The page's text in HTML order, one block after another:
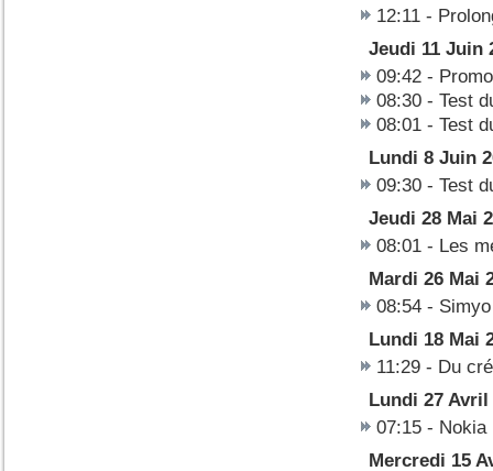
12:11 -
Jeudi 11 Juin
09:42 -
08:30 - Test
08:01 - Test
Lundi 8 Juin
09:30 - Test
Jeudi 28 Mai
08:01 - Les
Mardi 26 Mai
08:54 -
Lundi 18 Mai
11:29 - Du
Lundi 27 Avril
07:15 - Nokia
Mercredi 15